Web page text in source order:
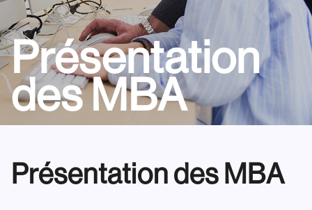
Présentation
des MBA
Présentation des MBA